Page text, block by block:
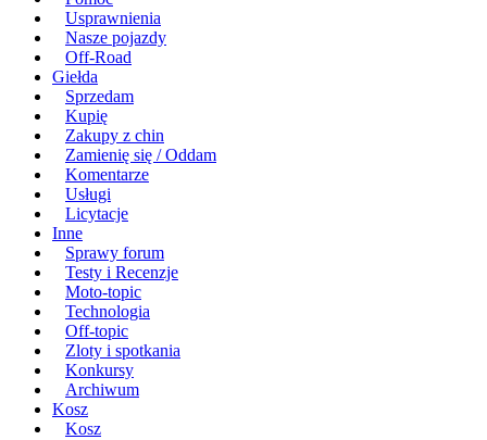
Usprawnienia
Nasze pojazdy
Off-Road
Giełda
Sprzedam
Kupię
Zakupy z chin
Zamienię się / Oddam
Komentarze
Usługi
Licytacje
Inne
Sprawy forum
Testy i Recenzje
Moto-topic
Technologia
Off-topic
Zloty i spotkania
Konkursy
Archiwum
Kosz
Kosz